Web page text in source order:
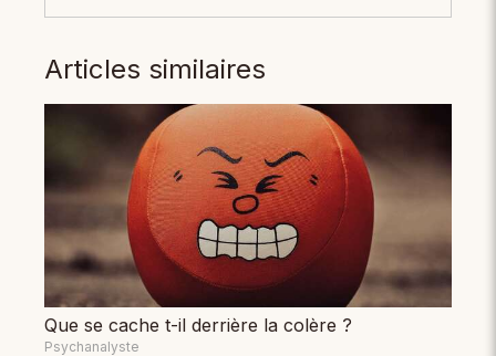
Articles similaires
Que se cache t-il derrière la colère ?
Psychanalyste